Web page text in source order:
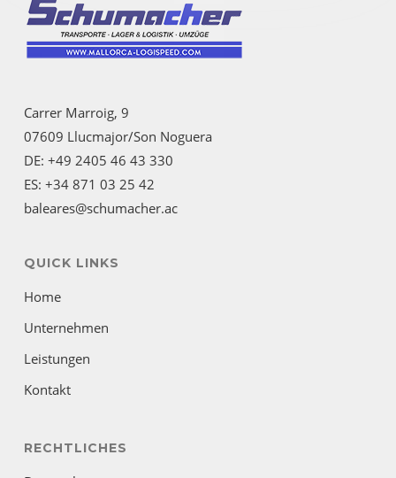
Carrer Marroig, 9
07609 Llucmajor/Son Noguera
DE: +49 2405 46 43 330
ES: +34 871 03 25 42
baleares@schumacher.ac
QUICK LINKS
Home
Unternehmen
Leistungen
Kontakt
RECHTLICHES